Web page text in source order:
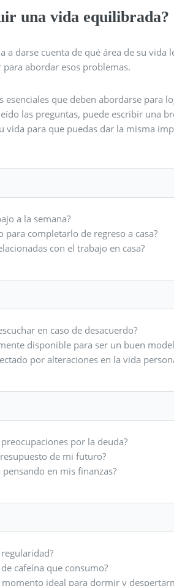
una vida equilibrada?
a darse cuenta de qué área de su
para abordar esos problemas.
esenciales que deben abordarse
las preguntas, puede escribir una
vida para que puedas dar la misma
a la semana?
para completarlo de regreso a casa?
con el trabajo en casa?
en caso de desacuerdo?
disponible para ser un buen
por alteraciones en la vida
por la deuda?
de mi futuro?
en mis finanzas?
cafeína que consumo?
momento ideal para dormir y